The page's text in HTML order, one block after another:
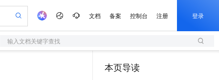
文档 备案 控制台 注册 登录
输入文档关键字查找
本页导读
轻量应用服务器
一句话生成原生可编辑精美 PPT 文稿
AI 活动
AI 生产力先锋
阿里云 OPC 创新助力计划
专业服务
计划 服务伙伴合作计划
Al MaaS 服务伙伴赋能合作
开发者社区
加入我们